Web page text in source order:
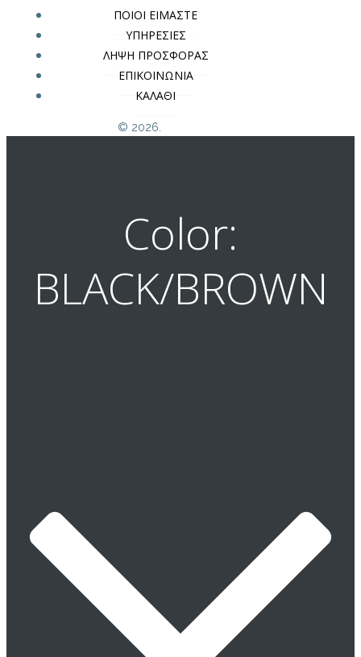
ΠΟΙΟΙ ΕΙΜΑΣΤΕ
ΥΠΗΡΕΣΙΕΣ
ΛΗΨΗ ΠΡΟΣΦΟΡΑΣ
ΕΠΙΚΟΙΝΩΝΙΑ
ΚΑΛΑΘΙ
© 2026.
Color:
BLACK/BROWN